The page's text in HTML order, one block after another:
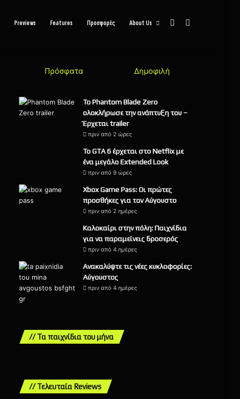
Previews Features Προσφορές About Us Sidebar
Πρόσφατα Δημοφιλή
Το Phantom Blade Zero
ολοκλήρωσε την ανάπτυξη του –
Έρχεται trailer
πριν από 2 ώρες
Το GTA 6 έρχεται στο Netflix με
ένα μεγάλο Extended Look
πριν από 9 ώρες
Xbox Game Pass: Οι πρώτες
προσθήκες για τον Αύγουστο
πριν από 2 ημέρες
Καλοκαίρι στην πόλη: Παιχνίδια
για να παραμείνεις δροσερός
πριν από 4 ημέρες
Ανακαλύψτε τις νέες κυκλοφορίες:
Αύγουστος
πριν από 4 ημέρες
// Τα παιχνίδια του μήνα
// Τελευταία Reviews